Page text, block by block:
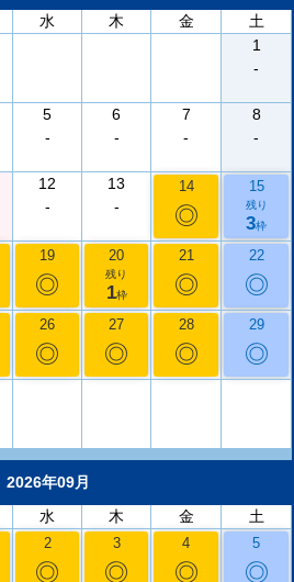
水 木 金
土
1
-
5
-
6
-
7
-
8
-
12
-
13
-
14
◎
15
残り
3枠
19
◎
20
残り
1枠
21
◎
22
◎
26
◎
27
◎
28
◎
29
◎
2026年09月
水 木 金 土
2
◎
3
◎
4
◎
5
◎